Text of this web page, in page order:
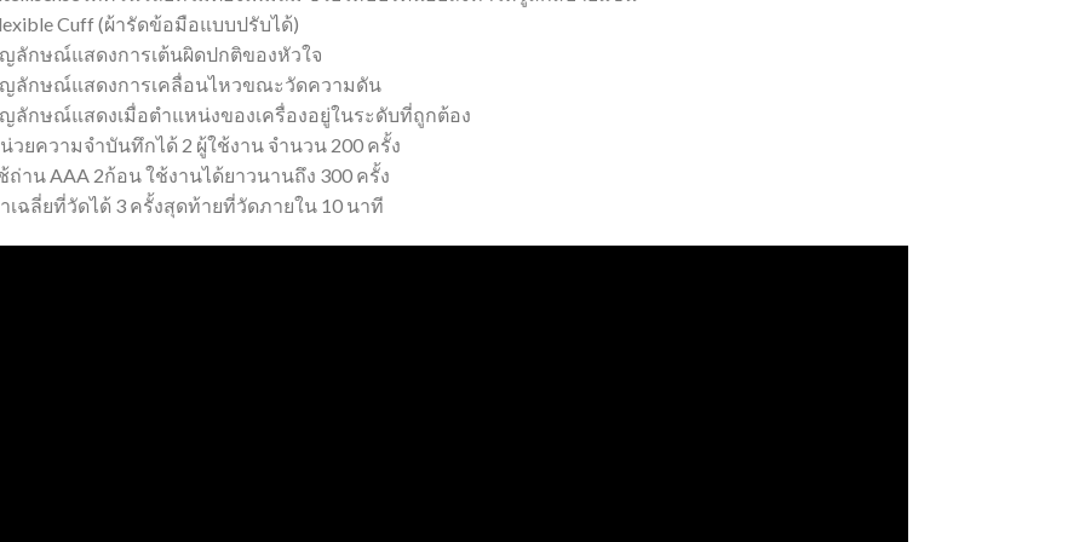
Cuff (ผ้ารัดข้อมือแบบปรับได้)
ลักษณ์แสดงการเต้นผิดปกติของหัวใจ
ญลักษณ์แสดงการเคลื่อนไหวขณะวัดความดัน
ลักษณ์แสดงเมื่อตำแหน่งของเครื่องอยู่ในระดับที่ถูกต้อง
วยความจำบันทึกได้ 2 ผู้ใช้งาน จำนวน 200 ครั้ง
ถ่าน AAA 2ก้อน ใช้งานได้ยาวนานถึง 300 ครั้ง
เฉลี่ยที่วัดได้ 3 ครั้งสุดท้ายที่วัดภายใน 10 นาที